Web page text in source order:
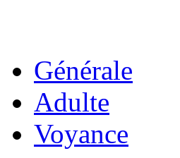
Générale
Adulte
Voyance